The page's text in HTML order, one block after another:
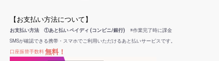
【お支払い方法について】
お支払い方法 ①あと払い ペイディ (コンビニ/銀行) ※作業完了時に課金
SMSが確認できる携帯・スマホでご利用いただけるあと払いサービスです。
口座振替手数料無料！